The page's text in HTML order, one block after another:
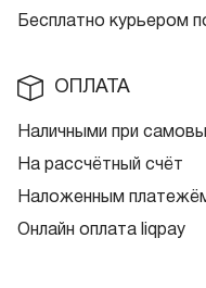
Бесплатно курьером
ОПЛАТА
Наличными при
На рассчётный счёт
Наложенным
Онлайн оплата liqpay